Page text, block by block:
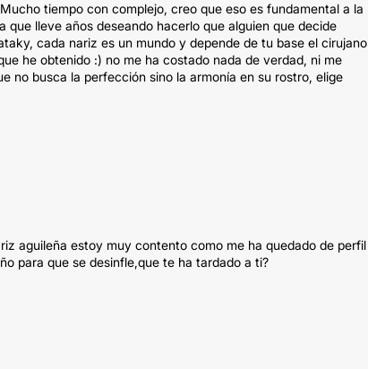
tiempo con complejo, creo que eso es fundamental a la
lleve años deseando hacerlo que alguien que decide
cada nariz es un mundo y depende de tu base el cirujano
he obtenido :) no me ha costado nada de verdad, ni me
no busca la perfección sino la armonía en su rostro, elige
aguileña estoy muy contento como me ha quedado de perfil
para que se desinfle,que te ha tardado a ti?